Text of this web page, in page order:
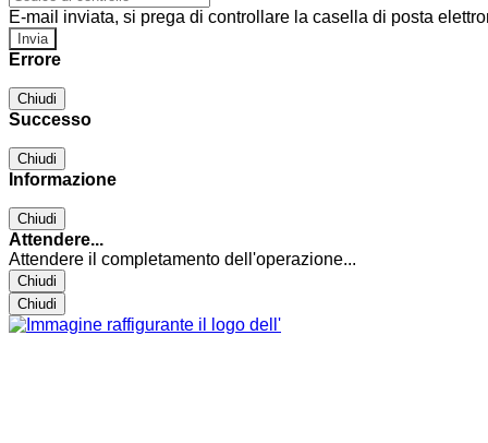
E-mail inviata, si prega di controllare la casella di posta
Errore
Chiudi
Successo
Chiudi
Informazione
Chiudi
Attendere...
Attendere il completamento dell'operazione...
Chiudi
Chiudi